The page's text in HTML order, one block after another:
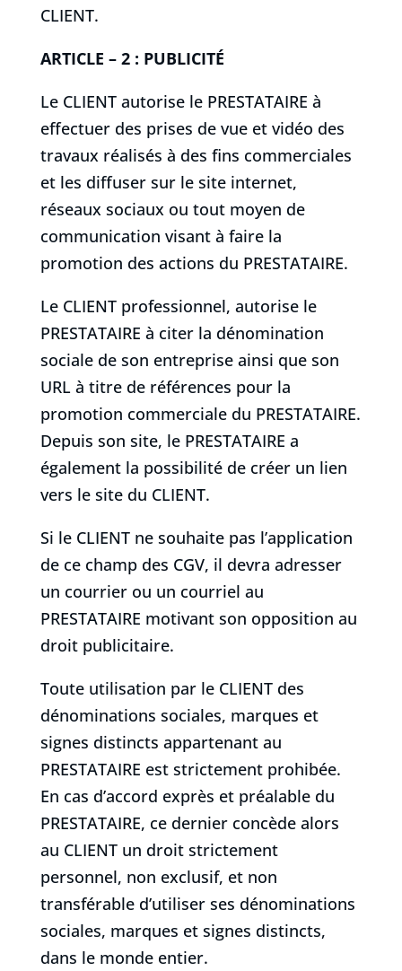
CLIENT.
ARTICLE – 2 : PUBLICITÉ
Le CLIENT autorise le PRESTATAIRE à
effectuer des prises de vue et vidéo des
travaux réalisés à des fins commerciales
et les diffuser sur le site internet,
réseaux sociaux ou tout moyen de
communication visant à faire la
promotion des actions du PRESTATAIRE.
Le CLIENT professionnel, autorise le
PRESTATAIRE à citer la dénomination
sociale de son entreprise ainsi que son
URL à titre de références pour la
promotion commerciale du PRESTATAIRE.
Depuis son site, le PRESTATAIRE a
également la possibilité de créer un lien
vers le site du CLIENT.
Si le CLIENT ne souhaite pas l’application
de ce champ des CGV, il devra adresser
un courrier ou un courriel au
PRESTATAIRE motivant son opposition au
droit publicitaire.
Toute utilisation par le CLIENT des
dénominations sociales, marques et
signes distincts appartenant au
PRESTATAIRE est strictement prohibée.
En cas d’accord exprès et préalable du
PRESTATAIRE, ce dernier concède alors
au CLIENT un droit strictement
personnel, non exclusif, et non
transférable d’utiliser ses dénominations
sociales, marques et signes distincts,
dans le monde entier.